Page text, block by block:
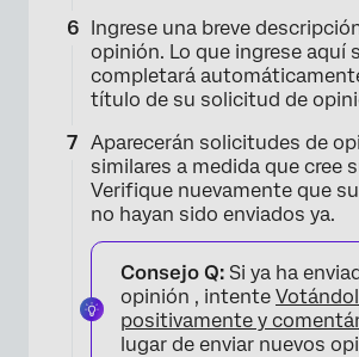
Ingrese una breve
opinión. Lo que ingrese aquí
completará
título de su solicitud de
Aparecerán solicitudes de
similares a medida que cree
Verifique nuevamente que
no hayan sido enviados ya.
Consejo Q: Si ya ha
opinión , intente
positivamente y
lugar de enviar nuevos